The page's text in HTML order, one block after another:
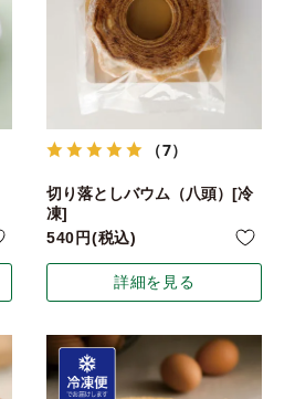
（7）
切り落としバウム（八頭）[冷
凍]
540
税込
詳細を見る